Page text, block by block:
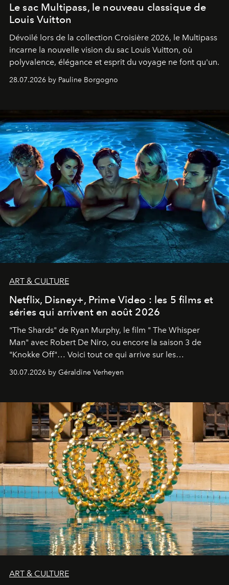
Le sac Multipass, le nouveau classique de
Louis Vuitton
Dévoilé lors de la collection Croisière 2026, le Multipass
incarne la nouvelle vision du sac Louis Vuitton, où
polyvalence, élégance et esprit du voyage ne font qu'un.
28.07.2026 by Pauline Borgogno
ART & CULTURE
Netflix, Disney+, Prime Video : les 5 films et
séries qui arrivent en août 2026
"The Shards" de Ryan Murphy, le film " The Whisper
Man" avec Robert De Niro, ou encore la saison 3 de
"Knokke Off"… Voici tout ce qui arrive sur les
30.07.2026 by Géraldine Verheyen
ART & CULTURE